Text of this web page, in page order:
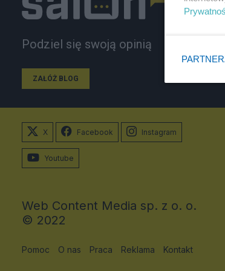
Podziel się swoją opinią
ZAŁÓŻ BLOG
X Facebook Instagram
Youtube
Web Content Media sp. z o. o.
© 2022
Pomoc O nas Praca Reklama Kontakt